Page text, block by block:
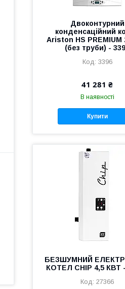
Двоконтурний
конденсаційний
Ariston HS PREMIUM
(без труби) -
3396
41 281 ₴
В наявності
Купити
БЕЗШУМНИЙ
КОТЕЛ CHIP 4,5 КВТ
27366